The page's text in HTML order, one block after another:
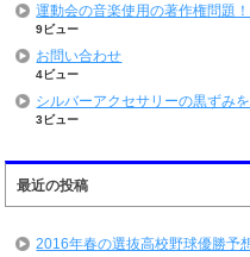
運動会の音楽使用の著作権問題
9ビュー
お問い合わせ
4ビュー
シルバーアクセサリーの黒ずみ
3ビュー
最近の投稿
2016年春の選抜高校野球優勝予